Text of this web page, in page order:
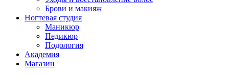
Брови и макияж
Ногтевая студия
Маникюр
Педикюр
Подология
Академия
Магазин